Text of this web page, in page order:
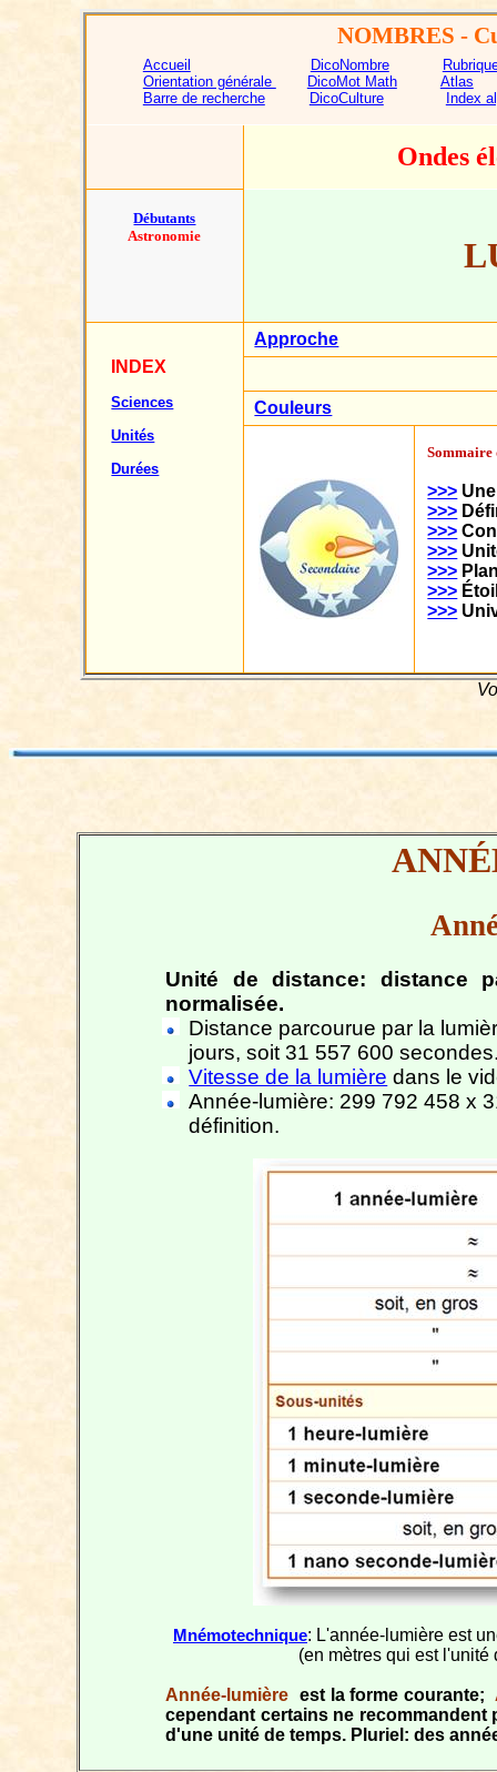
NOMBRES -
Accueil DicoNombre
Orientation générale
DicoMot Math
Atlas
Barre de recherche
DicoCulture Index
Ondes
Débutants
Astronomie
INDEX
Sciences
Unités
Durées
Approche
Couleurs
Sommaire
>>>
>>>
>>>
>>>
>>>
>>>
>>>
Unité de distance: distance
normalisée.
Distance parcourue par la
jours, soit 31 557 600
Vitesse de la lumière dans le
Année-lumière: 299 792 458 x
définition.
Mnémotechnique: L'année-lumière est
(en mètres qui est l'unité
Année-lumière est la forme courante;
cependant certains ne
d'une unité de temps. Pluriel: des